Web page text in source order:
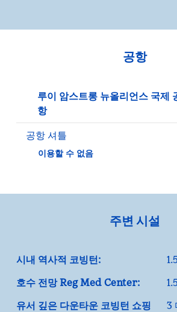
공항
루이 암스트롱 뉴올리언스 국제
항
공항 셔틀
이용할 수 없음
주변 시설
시내 역사적 코빙턴:
호수 전망 Reg Med Center:
유서 깊은 다운타운 코빙턴 쇼핑
3